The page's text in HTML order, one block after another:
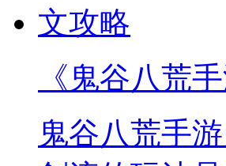
《鬼谷八荒
鬼谷八荒手